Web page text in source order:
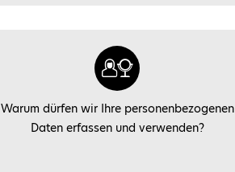
Warum dürfen wir Ihre personenbezogenen
Daten erfassen und verwenden?